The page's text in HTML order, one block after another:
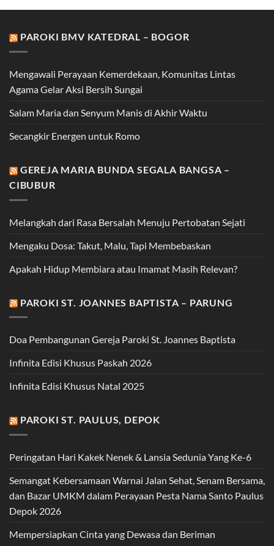
PAROKI BMV KATEDRAL – BOGOR
Mengawali Perayaan Kemerdekaan, Komunitas Lintas
Agama Gelar Aksi Bersih Sungai
Salam Maria dan Senyum Manis di Akhir Waktu
Secangkir Energen untuk Romo
GEREJA MARIA BUNDA SEGALA BANGSA –
CIBUBUR
Melangkah dari Rasa Bersalah Menuju Pertobatan Sejati
Mengaku Dosa: Takut, Malu, Tapi Membebaskan
Apakah Hidup Membiara atau Imamat Masih Relevan?
PAROKI ST. JOANNES BAPTISTA – PARUNG
Doa Pembangunan Gereja Paroki St. Joannes Baptista
Infinita Edisi Khusus Paskah 2026
Infinita Edisi Khusus Natal 2025
PAROKI ST. PAULUS, DEPOK
Peringatan Hari Kakek Nenek & Lansia Sedunia Yang Ke-6
Semangat Kebersamaan Warnai Jalan Sehat, Senam Bersama,
dan Bazar UMKM dalam Perayaan Pesta Nama Santo Paulus
Depok 2026
Mempersiapkan Cinta yang Dewasa dan Beriman